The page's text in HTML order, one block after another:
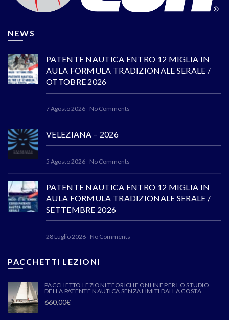
NEWS
PATENTE NAUTICA ENTRO 12 MIGLIA IN
AULA FORMULA TRADIZIONALE SERALE /
OTTOBRE 2026
7 Agosto 2026 No Comments
VELEZIANA – 2026
5 Agosto 2026 No Comments
PATENTE NAUTICA ENTRO 12 MIGLIA IN
AULA FORMULA TRADIZIONALE SERALE /
SETTEMBRE 2026
28 Luglio 2026 No Comments
PACCHETTI LEZIONI
PACCHETTO LEZIONI TEORICHE ONLINE PER LO STUDIO
DELLA PATENTE NAUTICA SENZA LIMITI DALLA COSTA
660,00€